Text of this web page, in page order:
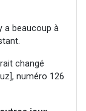
a beaucoup à
changé
numéro 126